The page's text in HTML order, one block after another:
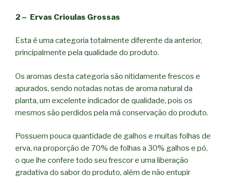
2 – Ervas Crioulas Grossas
Esta é uma categoria totalmente diferente da anterior,
principalmente pela qualidade do produto.
Os aromas desta categoria são nitidamente frescos e
apurados, sendo notadas notas de aroma natural da
planta, um excelente indicador de qualidade, pois os
mesmos são perdidos pela má conservação do produto.
Possuem pouca quantidade de galhos e muitas folhas de
erva, na proporção de 70% de folhas a 30% galhos e pó,
o que lhe confere todo seu frescor e uma liberação
gradativa do sabor do produto, além de não entupir